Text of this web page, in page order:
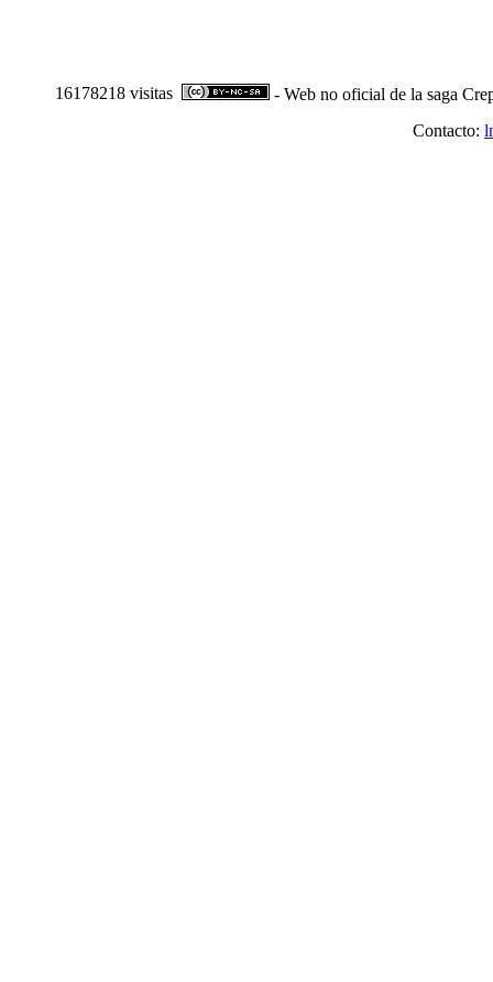
16178218 visitas
- Web no oficial de la saga
Contacto: